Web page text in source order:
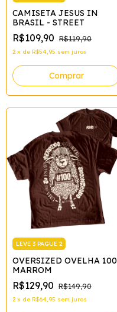
CAMISETA JESUS IN
BRASIL - STREET
R$109,90 R$119,90
2 x de R$54,95 sem juros
Comprar
LEVE 3 PAGUE 2
OVERSIZED OVELHA 100
MARROM
R$129,90 R$149,90
2 x de R$64,95 sem juros